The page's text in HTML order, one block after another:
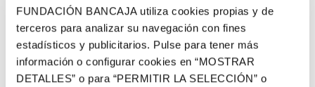
FUNDACIÓN BANCAJA utiliza cookies propias y de
terceros para analizar su navegación con fines
estadísticos y publicitarios. Pulse para tener más
información o configurar cookies en “MOSTRAR
DETALLES” o para “PERMITIR LA SELECCIÓN” o
guiones remitidos al concurso proceden de toda la geografía
española destacandola Comunidadde Madrid, Cataluña,
Andalucía y Valencia, entre las que más trabajos han enviado.
Con este certamen, que se convoca a nivel nacional,la Entidad
pretende ayudar a los jóvenes directores con buenas ideas y